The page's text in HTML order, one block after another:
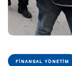
FINANSAL YÖNETIM